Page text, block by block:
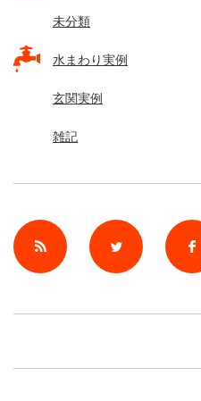
未分類
水まわり実例
玄関実例
雑記
Twitter